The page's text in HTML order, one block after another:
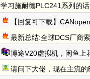
学习施耐德PLC241系列的
【回复可下载】
最新总结:全球DCS厂商
博途V20虚拟机，闲鱼上
请问下大佬，现在主流的